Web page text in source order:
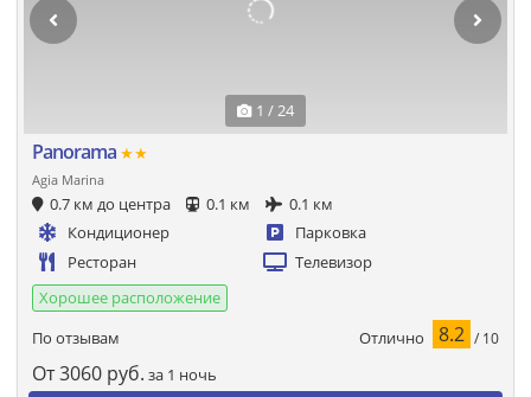
1 / 24
Panorama ★★
Agia Marina
0.7 км до центра 0.1 км
0.1 км
Кондиционер
Парковка
Ресторан
Телевизор
Хорошее расположение
По отзывам
Отлично 8.2 / 10
От3060 руб. за 1 ночь